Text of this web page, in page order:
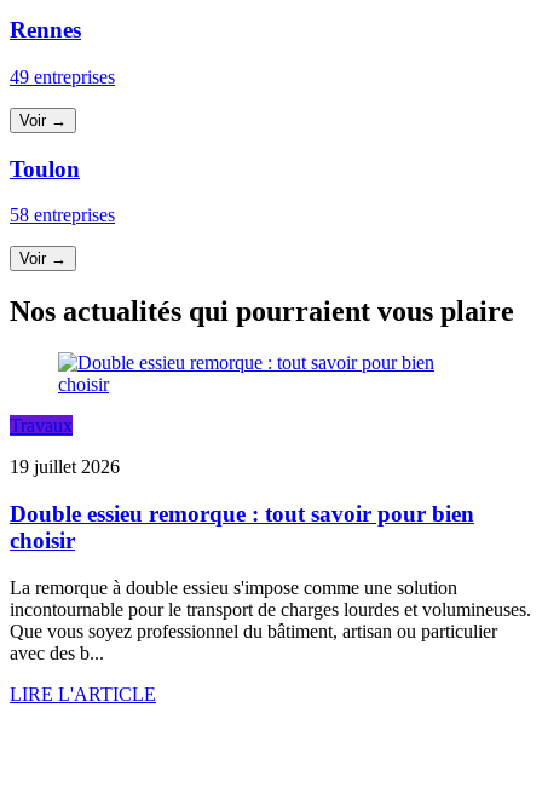
Rennes
49 entreprises
Voir →
Toulon
58 entreprises
Voir →
Nos actualités qui pourraient vous plaire
Travaux
19 juillet 2026
Double essieu remorque : tout savoir pour bien
choisir
La remorque à double essieu s'impose comme une solution
incontournable pour le transport de charges lourdes et volumineuses.
Que vous soyez professionnel du bâtiment, artisan ou particulier
avec des b...
LIRE L'ARTICLE